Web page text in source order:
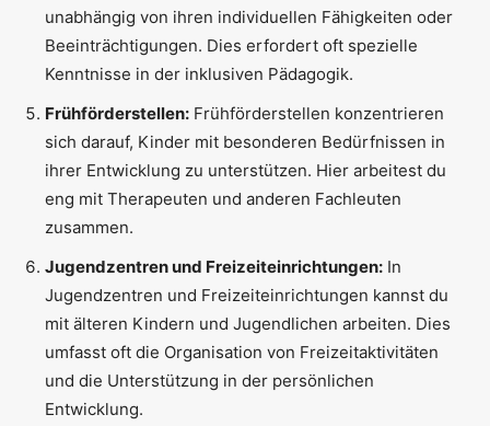
unabhängig von ihren individuellen Fähigkeiten oder
Beeinträchtigungen. Dies erfordert oft spezielle
Kenntnisse in der inklusiven Pädagogik.
Frühförderstellen: Frühförderstellen konzentrieren
sich darauf, Kinder mit besonderen Bedürfnissen in
ihrer Entwicklung zu unterstützen. Hier arbeitest du
eng mit Therapeuten und anderen Fachleuten
zusammen.
Jugendzentren und Freizeiteinrichtungen: In
Jugendzentren und Freizeiteinrichtungen kannst du
mit älteren Kindern und Jugendlichen arbeiten. Dies
umfasst oft die Organisation von Freizeitaktivitäten
und die Unterstützung in der persönlichen
Entwicklung.